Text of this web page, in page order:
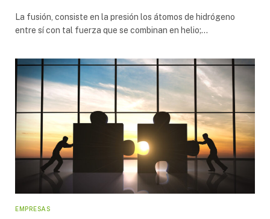
La fusión, consiste en la presión los átomos de hidrógeno
entre sí con tal fuerza que se combinan en helio;…
EMPRESAS